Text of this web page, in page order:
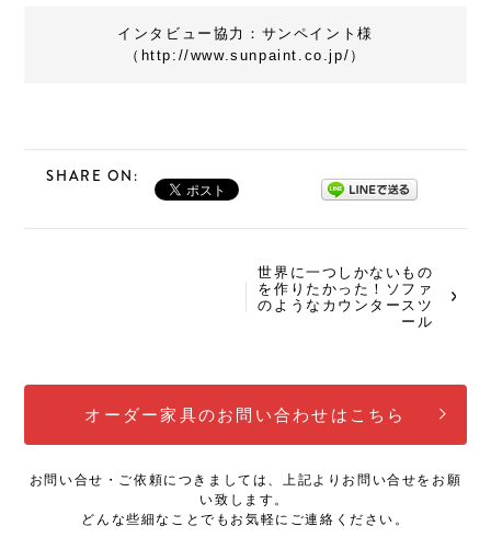
インタビュー協力：サンペイント様
（http://www.sunpaint.co.jp/）
SHARE ON:
世界に一つしかないもの
を作りたかった！ソファ
のようなカウンタースツ
ール
オーダー家具のお問い合わせはこちら
お問い合せ・ご依頼につきましては、上記よりお問い合せをお願
い致します。
どんな些細なことでもお気軽にご連絡ください。